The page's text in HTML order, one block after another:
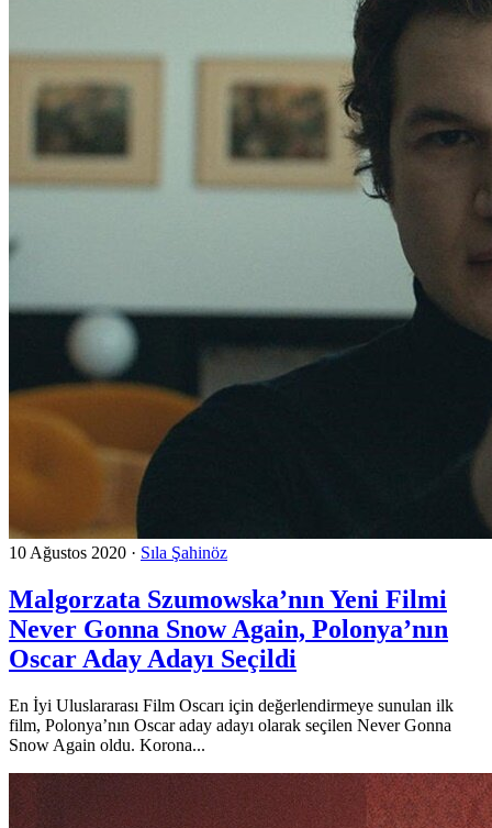
10 Ağustos 2020 · Sıla Şahinöz
Malgorzata Szumowska’nın Yeni Filmi
Never Gonna Snow Again, Polonya’nın
Oscar Aday Adayı Seçildi
En İyi Uluslararası Film Oscarı için değerlendirmeye sunulan ilk
film, Polonya’nın Oscar aday adayı olarak seçilen Never Gonna
Snow Again oldu. Korona...